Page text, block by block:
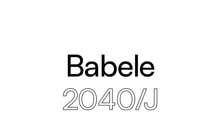
Babele
2040/J